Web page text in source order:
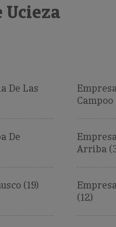
Ucieza
De Las
Campoo
De
Arriba
(19)
(12)